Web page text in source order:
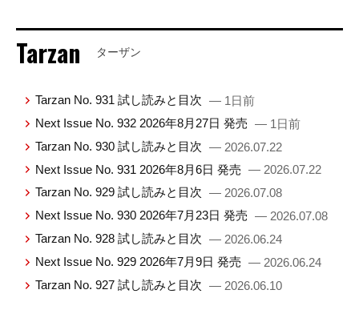
Tarzan ターザン
Tarzan No. 931 試し読みと目次 — 1日前
Next Issue No. 932 2026年8月27日 発売 — 1日前
Tarzan No. 930 試し読みと目次 — 2026.07.22
Next Issue No. 931 2026年8月6日 発売 — 2026.07.22
Tarzan No. 929 試し読みと目次 — 2026.07.08
Next Issue No. 930 2026年7月23日 発売 — 2026.07.08
Tarzan No. 928 試し読みと目次 — 2026.06.24
Next Issue No. 929 2026年7月9日 発売 — 2026.06.24
Tarzan No. 927 試し読みと目次 — 2026.06.10